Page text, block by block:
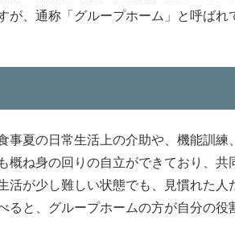
、通称「グループホーム」と呼ばれ
夏の日常生活上の介助や、機能訓練
ね身の回りの自立ができており、共
が少し難しい状態でも、見慣れた人
と、グループホームの方が自分の役